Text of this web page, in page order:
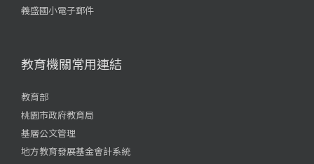
義盛國小電子郵件
教育機關常用連結
教育部
桃園市政府教育局
基層公文管理
地方教育發展基金會計系統